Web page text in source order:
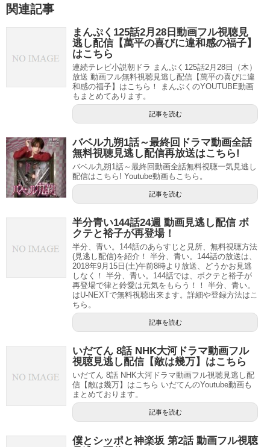
関連記事
まんぷく125話2月28日動画フル視聴見
逃し配信【萬平の喜びに違和感の福子】
はこちら
連続テレビ小説朝ドラ まんぷく125話2月28日（木）
放送 動画フル無料視聴見逃し配信【萬平の喜びに違
和感の福子】はこちら！ まんぷくのYOUTUBE動画
もまとめてあります。
記事を読む
バベル九朔1話～最終回ドラマ動画全話
無料視聴見逃し配信再放送はこちら!
バベル九朔1話～最終回動画全話無料視聴一気見逃し
配信はこちら! Youtube動画もこちら。
記事を読む
半分青い144話24週 動画見逃し配信 ボ
クテと裕子が再登場！
半分、青い。144話のあらすじと見所、無料視聴方法
(見逃し配信)を紹介！ 半分、青い。144話の放送は、
2018年9月15日(土)午前8時より放送、どうかお見逃
しなく！ 半分、青い。144話では、ボクテと裕子が
再登場で律と鈴愛は元気をもらう！！ 半分、青い。
はU-NEXTで無料視聴出来ます。詳細や登録方法はこ
ちら。
記事を読む
いだてん 8話 NHK大河ドラマ動画フル
視聴見逃し配信【敵は幾万】はこちら
いだてん 8話 NHK大河ドラマ動画フル視聴見逃し配
信【敵は幾万】はこちら いだてんのYoutube動画も
まとめております。
記事を読む
僕とシッポと神楽坂 第2話 動画フル視聴